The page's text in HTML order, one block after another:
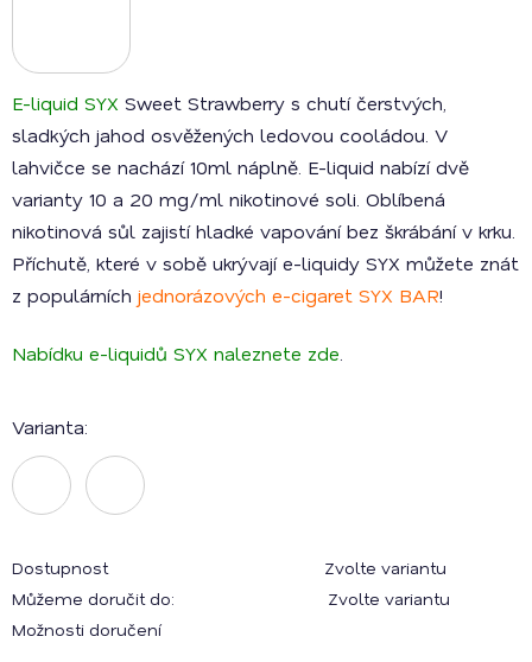
E-liquid SYX Sweet Strawberry s chutí čerstvých,
sladkých jahod osvěžených ledovou cooládou. V
lahvičce se nachází 10ml náplně. E-liquid nabízí dvě
varianty 10 a 20 mg/ml nikotinové soli. Oblíbená
nikotinová sůl zajistí hladké vapování bez škrábání v krku.
Příchutě, které v sobě ukrývají e-liquidy SYX můžete znát
z populárních jednorázových e-cigaret SYX BAR!
Nabídku e-liquidů SYX naleznete zde
Varianta:
Dostupnost
Zvolte variantu
Můžeme doručit do:
Zvolte variantu
Možnosti doručení